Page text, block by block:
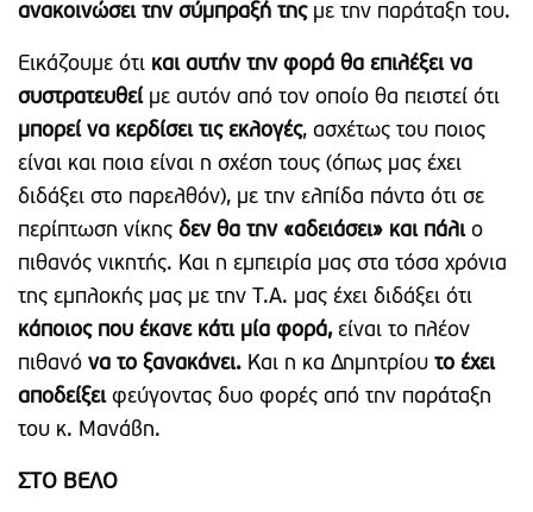
ανακοινώσει την σύμπραξή τηςμε την παράταξη του.
Εικάζουμε ότι και αυτήν την φορά θα επιλέξει να
συστρατευθεί με αυτόν από τον οποίο θα πειστεί ότι
μπορεί να κερδίσει τις εκλογές, ασχέτως του ποιος
είναι και ποια είναι η σχέση τους (όπως μας έχει
διδάξει στο παρελθόν), με την ελπίδα πάντα ότι σε
περίπτωση νίκηςδεν θα την «αδειάσει» και πάλιο
πιθανός νικητής. Και η εμπειρία μας στα τόσα χρόνια
της εμπλοκής μας με την Τ.Α. μας έχει διδάξει ότι
κάποιος που έκανε κάτι μία φορά,είναι το πλέον
πιθανό να το ξανακάνει. Και η κα Δημητρίου το έχει
αποδείξειφεύγοντας δυο φορές από την παράταξη
του κ. Μανάβη.
ΣΤΟ ΒΕΛΟ